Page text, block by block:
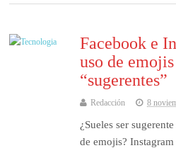
Facebook e
uso de
“sugerentes”
Redacción 8
¿Sueles ser
de emojis?